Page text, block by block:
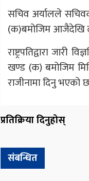
सचिव अर्यालले
(क)बमोजिम आजैदेखि
राष्ट्रपतिद्वारा
खण्ड (क) बमोजिम
राजीनामा दिनु भएको
प्रतिक्रिया दिनुहोस्
संबन्धित